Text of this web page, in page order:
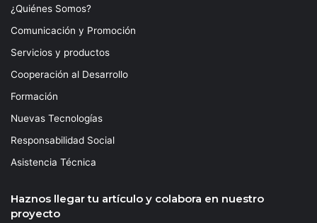
¿Quiénes Somos?
Comunicación y Promoción
Servicios y productos
Cooperación al Desarrollo
Formación
Nuevas Tecnologías
Responsabilidad Social
Asistencia Técnica
Haznos llegar tu artículo y colabora en nuestro
proyecto